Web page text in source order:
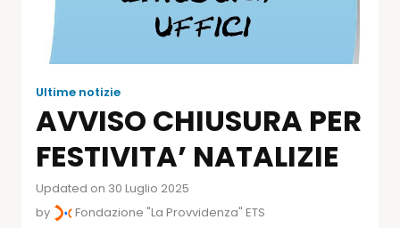
Ultime notizie
AVVISO CHIUSURA PER
FESTIVITA’ NATALIZIE
Updated on 30 Luglio 2025
by
Fondazione "La Provvidenza" ETS